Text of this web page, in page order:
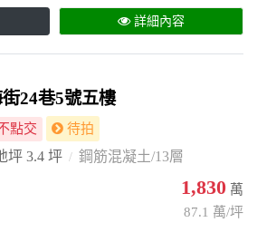
詳細內容
24巷5號五樓
點交 待拍
坪 3.4 坪 鋼筋混凝土/13層
1,830 萬
87.1 萬/坪